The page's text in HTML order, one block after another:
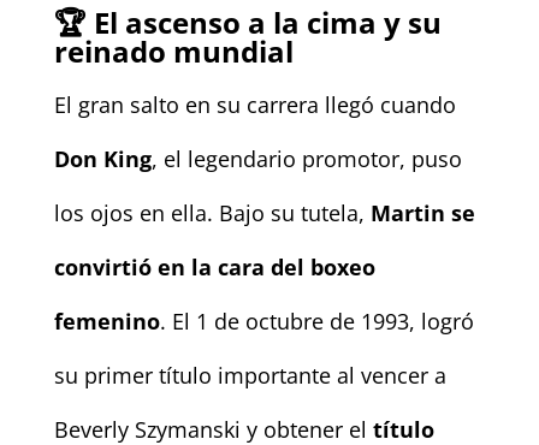
🏆 El ascenso a la cima y su
reinado mundial
El gran salto en su carrera llegó cuando
Don King, el legendario promotor, puso
los ojos en ella. Bajo su tutela, Martin se
convirtió en la cara del boxeo
femenino. El 1 de octubre de 1993, logró
su primer título importante al vencer a
Beverly Szymanski y obtener el título